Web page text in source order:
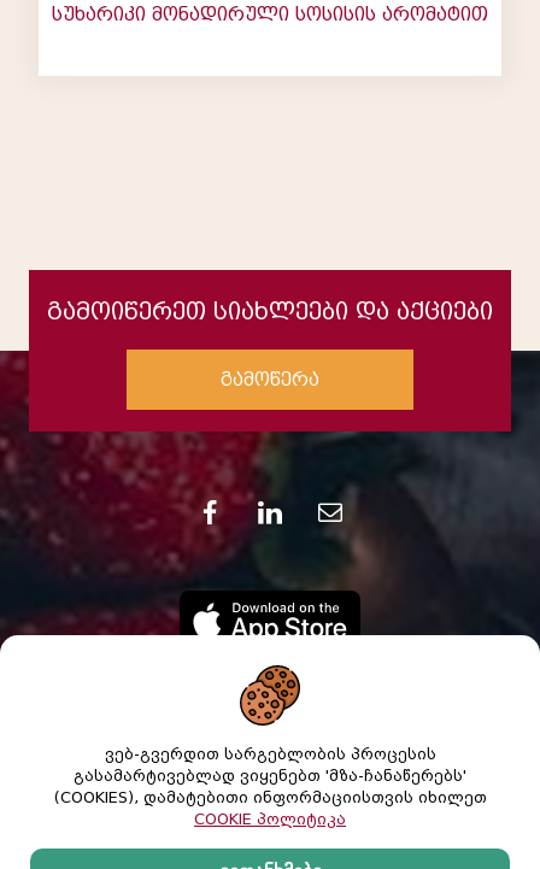
სუხარიკი მონადირული სოსისის არომატით
ვებ-გვერდით სარგებლობის პროცესის
გასამარტივებლად ვიყენებთ 'მზა-ჩანაწერებს'
(COOKIES), დამატებითი ინფორმაციისთვის იხილეთ
COOKIE პოლიტიკა
გამოიწერეთ სიახლეები და აქციები
გამოწერა